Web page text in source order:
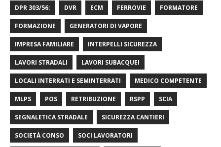
DPR 303/56; DVR ECM FERROVIE FORMATORE
FORMAZIONE GENERATORI DI VAPORE
IMPRESA FAMILIARE INTERPELLI SICUREZZA
LAVORI STRADALI LAVORI SUBACQUEI
LOCALI INTERRATI E SEMINTERRATI MEDICO COMPETENTE
MLPS POS RETRIBUZIONE RSPP SCIA
SEGNALETICA STRADALE SICUREZZA CANTIERI
SOCIETÀ CONSO SOCI LAVORATORI